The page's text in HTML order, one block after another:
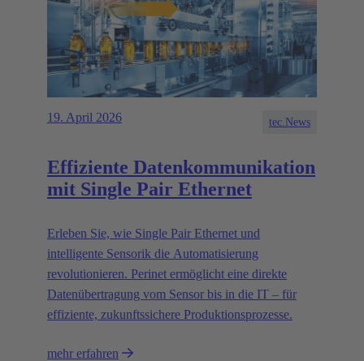
19. April 2026 tec.News
Effiziente Datenkommunikation
mit Single Pair Ethernet
Erleben Sie, wie Single Pair Ethernet und
intelligente Sensorik die Automatisierung
revolutionieren. Perinet ermöglicht eine direkte
Datenübertragung vom Sensor bis in die IT – für
effiziente, zukunftssichere Produktionsprozesse.
mehr erfahren